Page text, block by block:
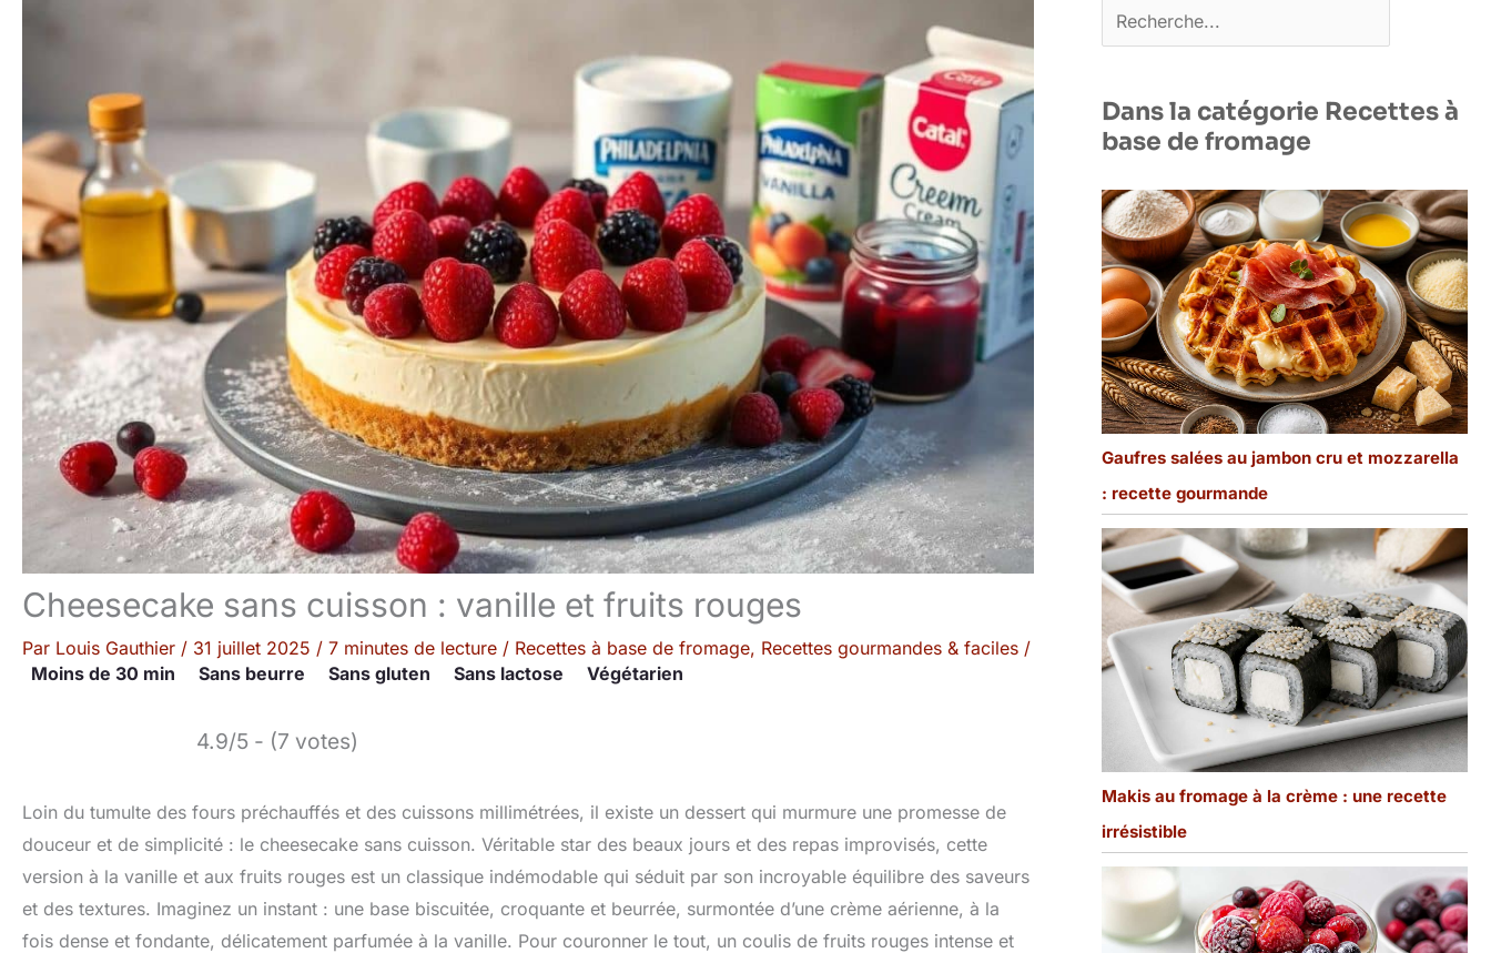
Cheesecake sans cuisson : vanille et fruits rouges
Par Louis Gauthier / 31 juillet 2025 / 7 minutes de lecture / Recettes à base de fromage, Recettes gourmandes & faciles /
Moins de 30 min
Sans beurre Sans gluten Sans lactose Végétarien
4.9/5 - (7 votes)
Loin du tumulte des fours préchauffés et des cuissons millimétrées, il existe un dessert qui murmure une promesse de
douceur et de simplicité : le cheesecake sans cuisson. Véritable star des beaux jours et des repas improvisés, cette
version à la vanille et aux fruits rouges est un classique indémodable qui séduit par son incroyable équilibre des saveurs
et des textures. Imaginez un instant : une base biscuitée, croquante et beurrée, surmontée d’une crème aérienne, à la
fois dense et fondante, délicatement parfumée à la vanille. Pour couronner le tout, un coulis de fruits rouges intense et
Rechercher
Dans la catégorie Recettes à
base de fromage
Gaufres salées au jambon cru et mozzarella
: recette gourmande
Makis au fromage à la crème : une recette
irrésistible